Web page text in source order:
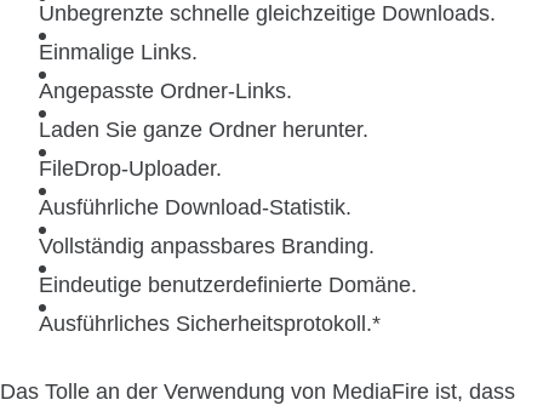
Unbegrenzte schnelle gleichzeitige Downloads.
Einmalige Links.
Angepasste Ordner-Links.
Laden Sie ganze Ordner herunter.
FileDrop-Uploader.
Ausführliche Download-Statistik.
Vollständig anpassbares Branding.
Eindeutige benutzerdefinierte Domäne.
Ausführliches Sicherheitsprotokoll.*
Das Tolle an der Verwendung von MediaFire ist, dass